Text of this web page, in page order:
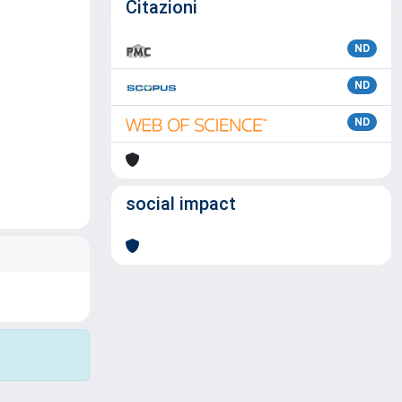
Citazioni
ND
ND
ND
social impact